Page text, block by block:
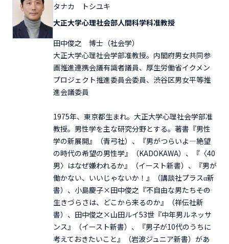
タナカ トシユキ
大正大学心理社会部人間科学科准教授
田中俊之 博士（社会学）
大正大学心理社会学部准教授。内閣府男女共同参
画推進連携会議有識者議員、厚生労働省イクメン
プロジェクト推進委員会委員、渋谷区男女平等推
進会議委員
1975年、東京都生まれ。大正大学心理社会学部准
教授。男性学を主な研究分野とする。著書『男性
学の新展開』（青弓社）、『男がつらいよ―絶望
の時代の希望の男性学』（KADOKAWA）、『〈40
男〉はなぜ嫌われるか』（イースト新書）、『男が
働かない、いいじゃないか！』（講談社プラスα新
書）、小島慶子×田中俊之『不自由な男たち――その
生きづらさは、どこから来るのか』（祥伝社新
書）、田中俊之×山田ルイ53世『中年男ルネッサ
ンス』（イースト新書）、『男子が10代のうちに
考えておきたいこと』（岩波ジュニア新書）があ